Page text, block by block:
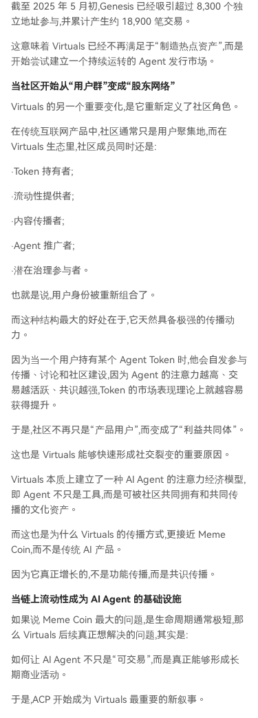
截至 2025 年 5 月初,Genesis 已经吸引超过 8,300 个独
立地址参与,并累计产生约 18,900 笔交易。
这意味着 Virtuals 已经不再满足于“制造热点资产”,而是
开始尝试建立一个持续运转的 Agent 发行市场。
当社区开始从“用户群”变成“股东网络”
Virtuals 的另一个重要变化,是它重新定义了社区角色。
在传统互联网产品中,社区通常只是用户聚集地,而在
Virtuals 生态里,社区成员同时还是:
·Token 持有者;
·流动性提供者;
·内容传播者;
·Agent 推广者;
·潜在治理参与者。
也就是说,用户身份被重新组合了。
而这种结构最大的好处在于,它天然具备极强的传播动
力。
因为当一个用户持有某个 Agent Token 时,他会自发参与
传播、讨论和社区建设,因为 Agent 的注意力越高、交
易越活跃、共识越强,Token 的市场表现理论上就越容易
获得提升。
于是,社区不再只是“产品用户”,而变成了“利益共同体”。
这也是 Virtuals 能够快速形成社交裂变的重要原因。
Virtuals 本质上建立了一种 AI Agent 的注意力经济模型,
即 Agent 不只是工具,而是可被社区共同拥有和共同传
播的文化资产。
而这也是为什么 Virtuals 的传播方式,更接近 Meme
Coin,而不是传统 AI 产品。
因为它真正增长的,不是功能传播,而是共识传播。
当链上流动性成为 AI Agent 的基础设施
如果说 Meme Coin 最大的问题,是生命周期通常极短,那
么 Virtuals 后续真正想解决的问题,其实是:
如何让 AI Agent 不只是“可交易”,而是真正能够形成长
期商业活动。
于是,ACP 开始成为 Virtuals 最重要的新叙事。